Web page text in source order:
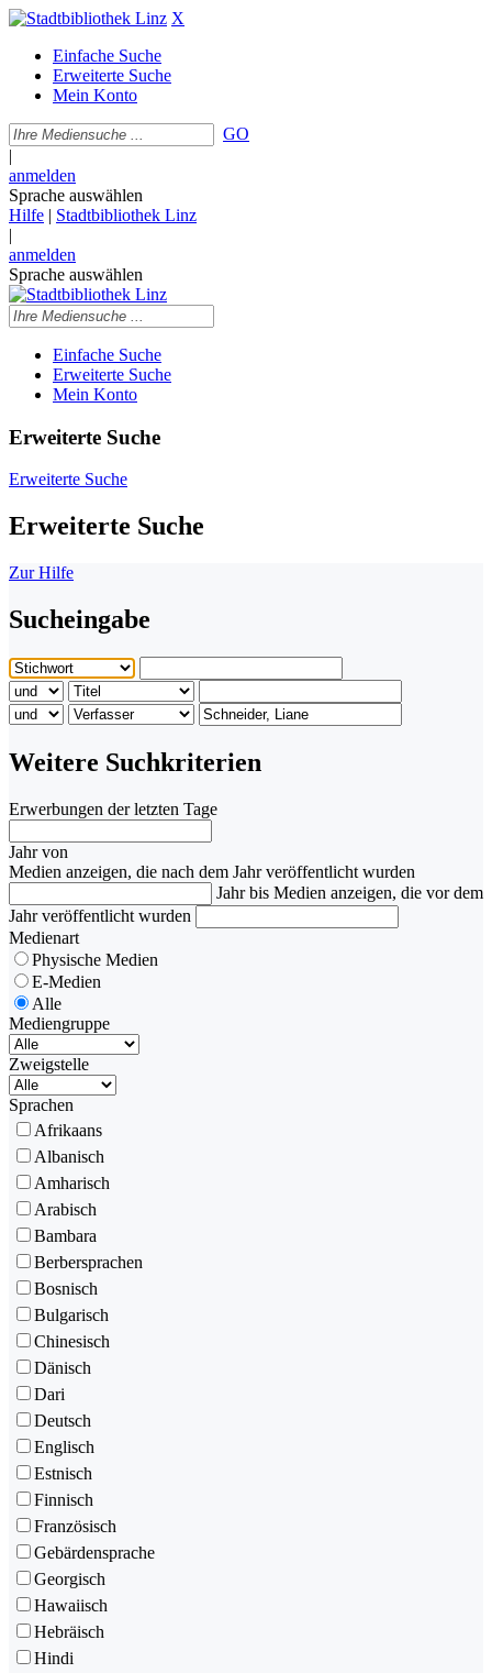
X
Einfache Suche
Erweiterte Suche
Mein Konto
GO
|
anmelden
Sprache auswählen
Hilfe | Stadtbibliothek Linz
|
anmelden
Sprache auswählen
Einfache Suche
Erweiterte Suche
Mein Konto
Erweiterte Suche
Erweiterte Suche
Erweiterte Suche
Zur Hilfe
Sucheingabe
Weitere Suchkriterien
Erwerbungen der letzten Tage
Jahr von
Medien anzeigen, die nach dem Jahr veröffentlicht wurden
Jahr bis Medien anzeigen, die vor dem
Jahr veröffentlicht wurden
Medienart
Physische Medien
E-Medien
Alle
Mediengruppe
Zweigstelle
Sprachen
Afrikaans
Albanisch
Amharisch
Arabisch
Bambara
Berbersprachen
Bosnisch
Bulgarisch
Chinesisch
Dänisch
Dari
Deutsch
Englisch
Estnisch
Finnisch
Französisch
Gebärdensprache
Georgisch
Hawaiisch
Hebräisch
Hindi